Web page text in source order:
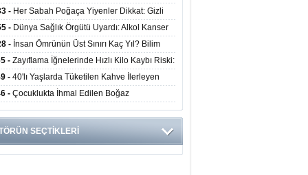
Göğüs Ağrısıyla Gelmiyor
- Her Sabah Poğaça Yiyenler Dikkat: Gizli
ve Yağ Yükü Kalbi ve Bağırsakları Tehdit
- Dünya Sağlık Örgütü Uyardı: Alkol Kanser
Doğrudan Artırıyor
- İnsan Ömrünün Üst Sınırı Kaç Yıl? Bilim
Yeni Yaşam Süresi Modeli
- Zayıflama İğnelerinde Hızlı Kilo Kaybı Riski:
Hekim Kontrolü Şart Diyor
- 40'lı Yaşlarda Tüketilen Kahve İlerleyen
Zihinsel ve Fiziksel Sağlığı Koruyor
- Çocuklukta İhmal Edilen Boğaz
İleride Kalp Kapağını Bozabiliyor
SEÇTİKLERİ